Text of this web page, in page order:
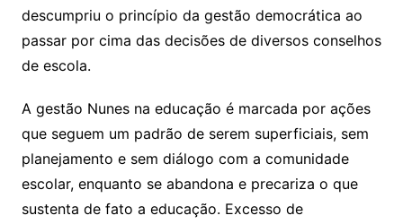
descumpriu o princípio da gestão democrática ao
passar por cima das decisões de diversos conselhos
de escola.
A gestão Nunes na educação é marcada por ações
que seguem um padrão de serem superficiais, sem
planejamento e sem diálogo com a comunidade
escolar, enquanto se abandona e precariza o que
sustenta de fato a educação. Excesso de